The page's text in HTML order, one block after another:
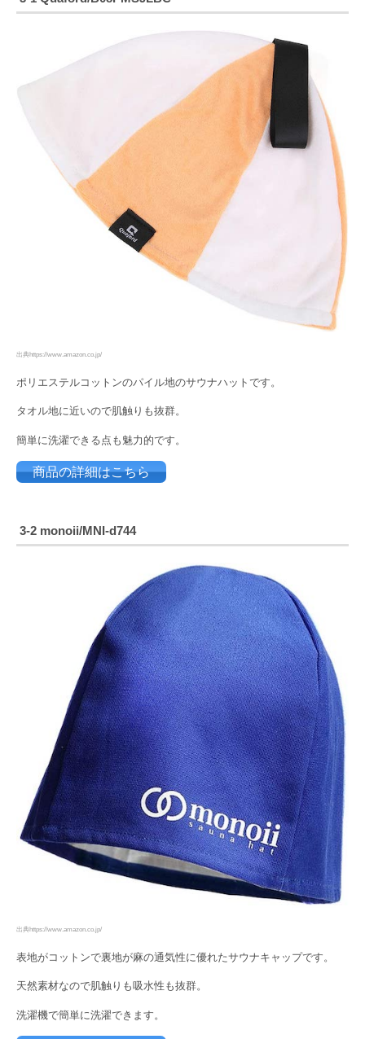
出典https://www.amazon.co.jp/
ポリエステルコットンのパイル地のサウナハットです。
タオル地に近いので肌触りも抜群。
簡単に洗濯できる点も魅力的です。
商品の詳細はこちら
3-2 monoii/MNI-d744
出典https://www.amazon.co.jp/
表地がコットンで裏地が麻の通気性に優れたサウナキャップです。
天然素材なので肌触りも吸水性も抜群。
洗濯機で簡単に洗濯できます。